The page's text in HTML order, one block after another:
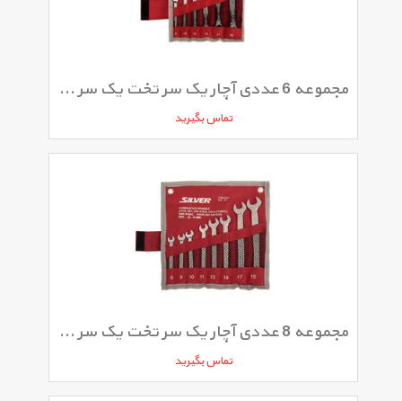
مجموعه 6 عددی آچار یک سر تخت یک سر رینگی سیلور مدل SLD-101
تماس بگیرید
مجموعه 8 عددی آچار یک سر تخت یک سر رینگی سیلور مدل SLD-101
تماس بگیرید